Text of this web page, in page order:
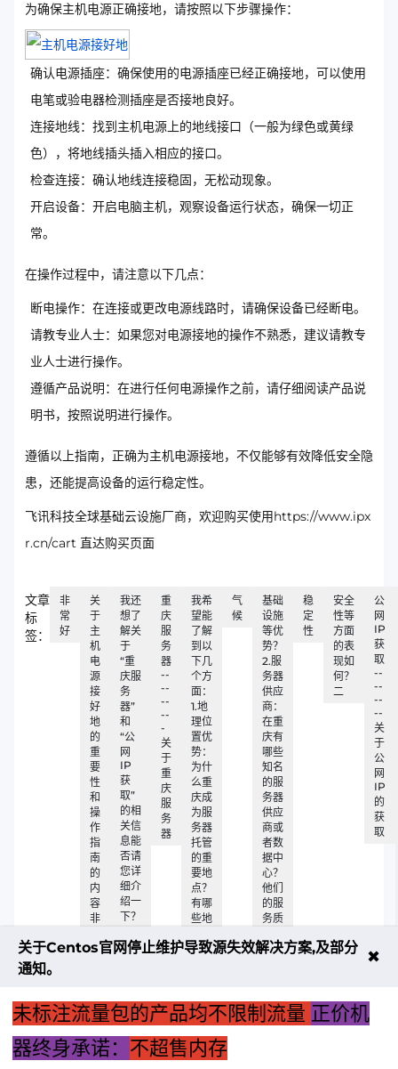
为确保主机电源正确接地，请按照以下步骤操作：
确认电源插座：确保使用的电源插座已经正确接地，可以使用
电笔或验电器检测插座是否接地良好。
连接地线：找到主机电源上的地线接口（一般为绿色或黄绿
色），将地线插头插入相应的接口。
检查连接：确认地线连接稳固，无松动现象。
开启设备：开启电脑主机，观察设备运行状态，确保一切正
常。
在操作过程中，请注意以下几点：
断电操作：在连接或更改电源线路时，请确保设备已经断电。
请教专业人士：如果您对电源接地的操作不熟悉，建议请教专
业人士进行操作。
遵循产品说明：在进行任何电源操作之前，请仔细阅读产品说
明书，按照说明进行操作。
遵循以上指南，正确为主机电源接地，不仅能够有效降低安全隐
患，还能提高设备的运行稳定性。
飞讯科技全球基础云设施厂商，欢迎购买使用https://www.ipx
r.cn/cart 直达购买页面
文章
标
签：
非
常
好
关
于
主
机
电
源
接
好
地
的
重
要
性
和
操
作
指
南
的
内
容
非
详
我还
想了
解关
于
“重
庆服
务
器”
和
“公
网
IP
获
取”
的相
关信
息能
否请
您详
细介
绍一
下？
重
庆
服
务
器
--
--
--
--
-
关
于
重
庆
服
务
器
我希
望能
了解
到以
下几
个方
面：
1.地
理位
置优
势：
为什
么重
庆成
为服
务器
托管
的重
要地
点？
有哪
些地
气
候
基础
设施
等优
势？
2.服
务器
供应
商：
在重
庆有
哪些
知名
的服
务器
供应
商或
者数
据中
心？
他们
的服
务质
何？
重庆
服务
稳
定
性
安全
性等
方面
的表
现如
何？
二
公
网
IP
获
取
--
--
--
--
关
于
公
网
IP
的
获
取
关于Centos官网停止维护导致源失效解决方案,及部分
通知。
✖
未标注流量包的产品均不限制流量 正价机
器终身承诺： 不超售内存